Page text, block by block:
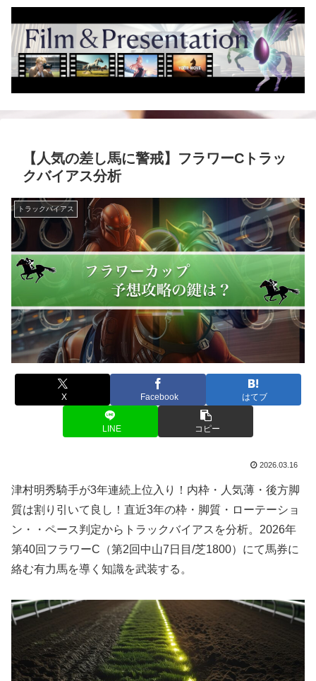
【人気の差し馬に警戒】フラワーCトラッ
クバイアス分析
トラックバイアス
X Facebook はてブ
LINE コピー
2026.03.16
津村明秀騎手が3年連続上位入り！内枠・人気薄・後方脚
質は割り引いて良し！直近3年の枠・脚質・ローテーショ
ン・・ペース判定からトラックバイアスを分析。2026年
第40回フラワーC（第2回中山7日目/芝1800）にて馬券に
絡む有力馬を導く知識を武装する。